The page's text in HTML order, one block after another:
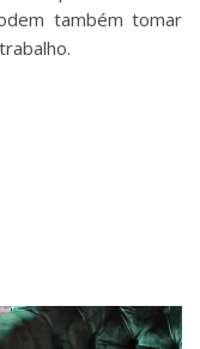
também tomar